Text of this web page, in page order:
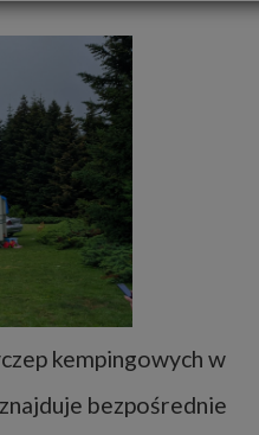
kempingowych w
bezpośrednie